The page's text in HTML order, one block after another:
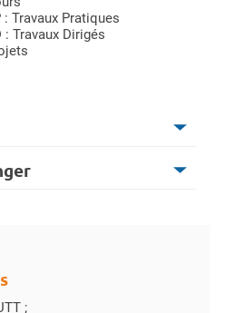
: Travaux Pratiques
: Travaux Dirigés
;